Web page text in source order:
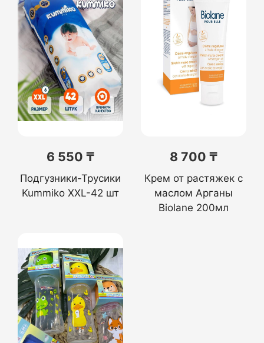
6 550 ₸
Подгузники-Трусики
Kummiko XXL-42 шт
8 700 ₸
Крем от растяжек с
маслом Арганы
Biolane 200мл